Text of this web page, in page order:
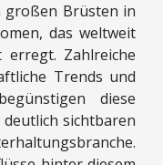
großen Brüsten in
das weltweit
erregt. Zahlreiche
Trends und
diese
sichtbaren